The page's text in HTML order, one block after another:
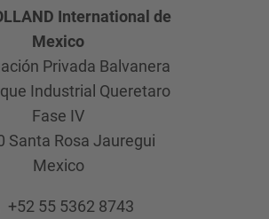
International de
Mexico
Privada Balvanera
Industrial Queretaro
Fase IV
Santa Rosa Jauregui
Mexico
+52 55 5362 8743